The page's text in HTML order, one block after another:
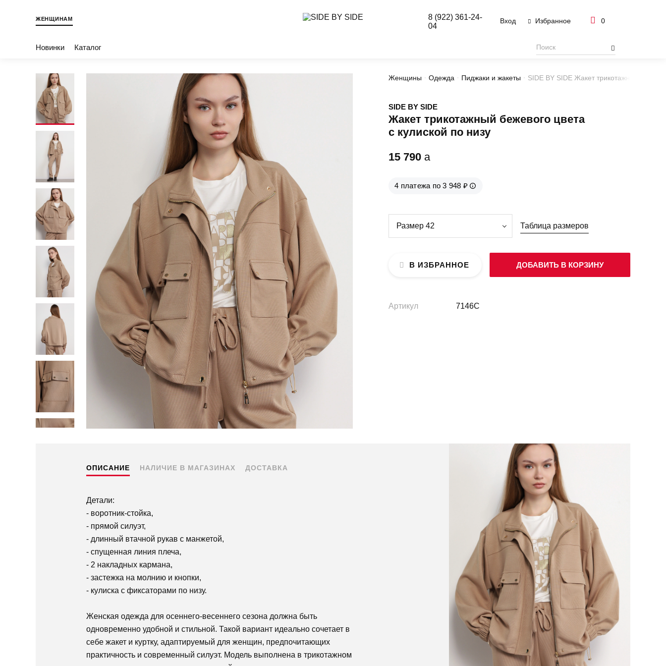
ЖЕНЩИНАМ Вход Избранное 0
Новинки Каталог
8 (922) 361-24-
04
Женщины Одежда Пиджаки и жакеты SIDE BY SIDE Жакет трикотажный
SIDE BY SIDE
Жакет трикотажный бежевого цвета
с кулиской по низу
15 790 a
4 платежа по 3 948 ₽
Размер 42 Таблица размеров
В ИЗБРАННОЕ ДОБАВИТЬ В КОРЗИНУ
Артикул 7146C
ОПИСАНИЕ НАЛИЧИЕ В МАГАЗИНАХ ДОСТАВКА
Детали:
- воротник-стойка,
- прямой силуэт,
- длинный втачной рукав с манжетой,
- спущенная линия плеча,
- 2 накладных кармана,
- застежка на молнию и кнопки,
- кулиска с фиксаторами по низу.
Женская одежда для осеннего-весеннего сезона должна быть
одновременно удобной и стильной. Такой вариант идеально сочетает в
себе жакет и куртку, адаптируемый для женщин, предпочитающих
практичность и современный силуэт. Модель выполнена в трикотажном